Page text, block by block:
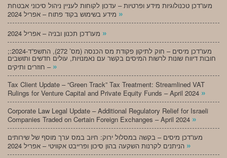
מעו”דכן טכנולוגיות מידע ופרטיות – עדכון לקוחות לעניין ניהול סיכוני אבטחת
»
»
;מעו”דכן מיסים – חוק לתיקון פקודת מס הכנסה (מס’ 272), התשפ”ד-2024:
חובות דיווח שונות לרשות המיסים בקשר עם נאמנויות, עולים חדשים ותושבים
חוזרים ותיקים – »
Tax Client Update – “Green Track” Tax Treatment: Streamlined VAT
Rulings for Venture Capital and Private Equity Funds – April 2024 »
Corporate Law Legal Update – Additional Regulatory Relief for Israeli
Companies Traded on Certain Foreign Exchanges – April 2024 »
מעו”דכן מיסים – בקשה במסלול ירוק: חיוב במס ערך מוסף של שירותים
»